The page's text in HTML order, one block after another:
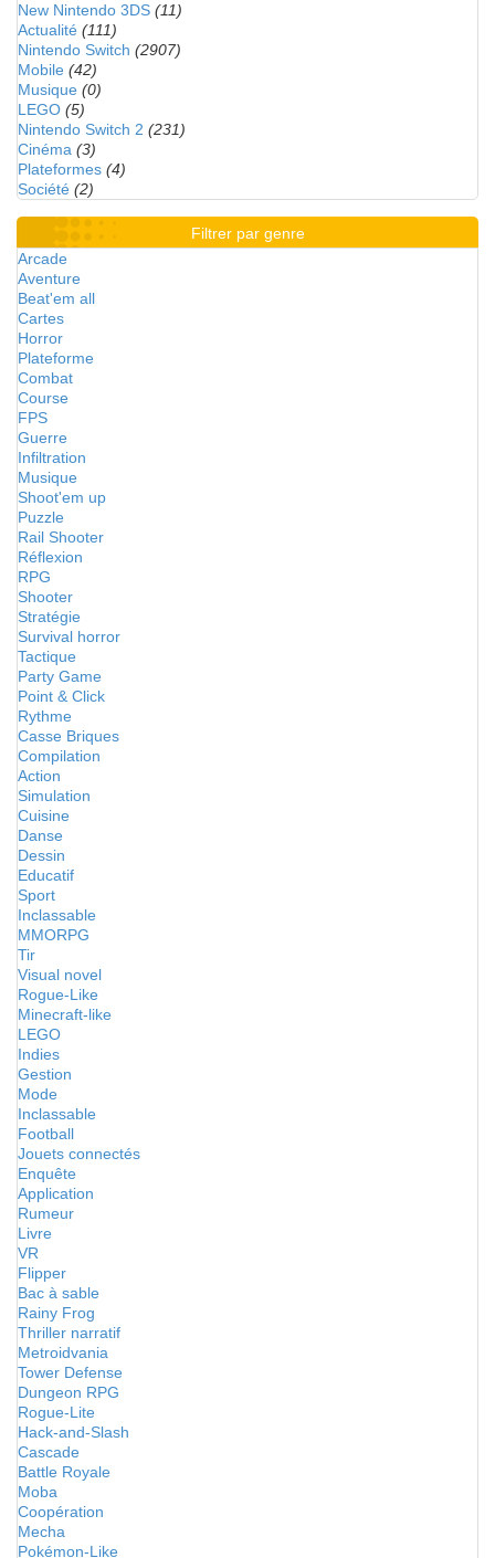
New Nintendo 3DS (11)
Actualité (111)
Nintendo Switch (2907)
Mobile (42)
Musique (0)
LEGO (5)
Nintendo Switch 2 (231)
Cinéma (3)
Plateformes (4)
Société (2)
Filtrer par genre
Arcade
Aventure
Beat'em all
Cartes
Horror
Plateforme
Combat
Course
FPS
Guerre
Infiltration
Musique
Shoot'em up
Puzzle
Rail Shooter
Réflexion
RPG
Shooter
Stratégie
Survival horror
Tactique
Party Game
Point & Click
Rythme
Casse Briques
Compilation
Action
Simulation
Cuisine
Danse
Dessin
Educatif
Sport
Inclassable
MMORPG
Tir
Visual novel
Rogue-Like
Minecraft-like
LEGO
Indies
Gestion
Mode
Inclassable
Football
Jouets connectés
Enquête
Application
Rumeur
Livre
VR
Flipper
Bac à sable
Rainy Frog
Thriller narratif
Metroidvania
Tower Defense
Dungeon RPG
Rogue-Lite
Hack-and-Slash
Cascade
Battle Royale
Moba
Coopération
Mecha
Pokémon-Like